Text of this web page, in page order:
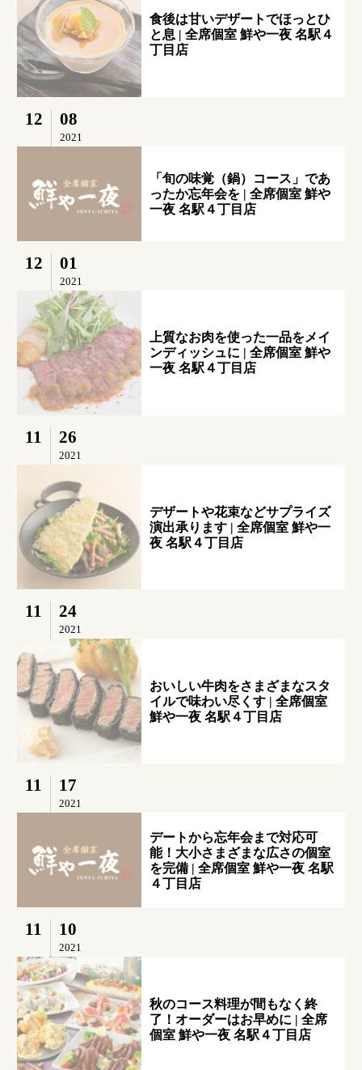
食後は甘いデザートでほっとひ
と息 | 全席個室 鮮や一夜 名駅４
丁目店
12 08
2021
「旬の味覚（鍋）コース」であ
ったか忘年会を | 全席個室 鮮や
一夜 名駅４丁目店
12 01
2021
上質なお肉を使った一品をメイ
ンディッシュに | 全席個室 鮮や
一夜 名駅４丁目店
11 26
2021
デザートや花束などサプライズ
演出承ります | 全席個室 鮮や一
夜 名駅４丁目店
11 24
2021
おいしい牛肉をさまざまなスタ
イルで味わい尽くす | 全席個室
鮮や一夜 名駅４丁目店
11 17
2021
デートから忘年会まで対応可
能！大小さまざまな広さの個室
を完備 | 全席個室 鮮や一夜 名駅
４丁目店
11 10
2021
秋のコース料理が間もなく終
了！オーダーはお早めに | 全席
個室 鮮や一夜 名駅４丁目店